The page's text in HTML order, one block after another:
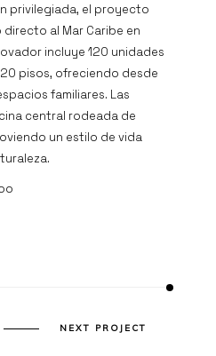
privilegiada, el proyecto
al Mar Caribe en
incluye 120 unidades
pisos, ofreciendo desde
familiares. Las
central rodeada de
un estilo de vida
NEXT PROJECT